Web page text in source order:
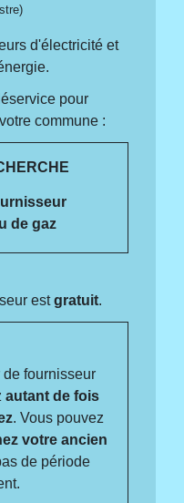
d'électricité et
pour
commune :
de gaz
estgratuit.
fournisseur
autant de fois
. Vous pouvez
votre ancien
de période